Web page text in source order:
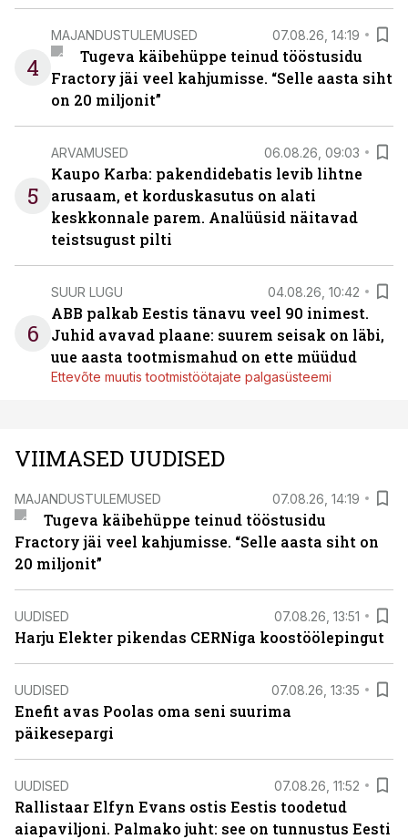
4
MAJANDUSTULEMUSED 07.08.26, 14:19
Tugeva käibehüppe teinud tööstusidu
Fractory jäi veel kahjumisse. “Selle aasta siht
on 20 miljonit”
5
ARVAMUSED 06.08.26, 09:03
Kaupo Karba: pakendidebatis levib lihtne
arusaam, et korduskasutus on alati
keskkonnale parem. Analüüsid näitavad
teistsugust pilti
6
SUUR LUGU 04.08.26, 10:42
ABB palkab Eestis tänavu veel 90 inimest.
Juhid avavad plaane: suurem seisak on läbi,
uue aasta tootmismahud on ette müüdud
Ettevõte muutis tootmistöötajate palgasüsteemi
VIIMASED UUDISED
MAJANDUSTULEMUSED 07.08.26, 14:19
Tugeva käibehüppe teinud tööstusidu
Fractory jäi veel kahjumisse. “Selle aasta siht on
20 miljonit”
UUDISED 07.08.26, 13:51
Harju Elekter pikendas CERNiga koostöölepingut
UUDISED 07.08.26, 13:35
Enefit avas Poolas oma seni suurima
päikesepargi
UUDISED 07.08.26, 11:52
Rallistaar Elfyn Evans ostis Eestis toodetud
aiapaviljoni. Palmako juht: see on tunnustus Eesti